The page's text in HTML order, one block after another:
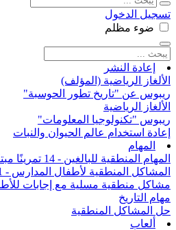
تسجيل الدخول
ضوء مظلم
إعادة النشر
الألغاز الرياضية (المؤلف)
ريبوس عن "تاريخ تطور الحوسبة"
الألغاز الرياضية
ريبوس "تكنولوجيا المعلومات"
إعادة استخدام عالم الحيوان والنبات
المهام
المهام المنطقية للبالغين - 14 تمرينًا مبتكرًا
المشاكل المنطقية لأطفال المدارس - 11 مهمة براعة
مشاكل منطقية مسلية مع إجابات
مهام التاريخ
حل المشاكل المنطقية
ألعاب